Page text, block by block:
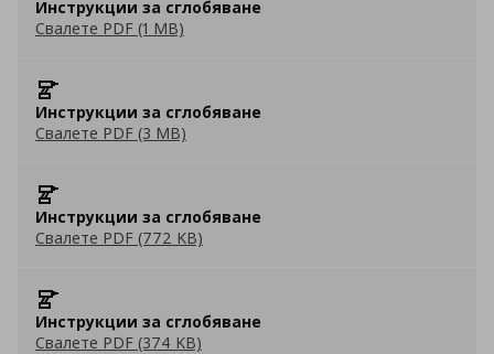
Инструкции за сглобяване
Свалете PDF (1 MB)
Инструкции за сглобяване
Свалете PDF (3 MB)
Инструкции за сглобяване
Свалете PDF (772 KB)
Инструкции за сглобяване
Свалете PDF (374 KB)